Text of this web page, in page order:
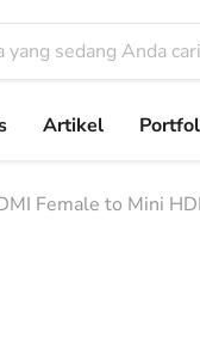
Artikel
Female to Mini